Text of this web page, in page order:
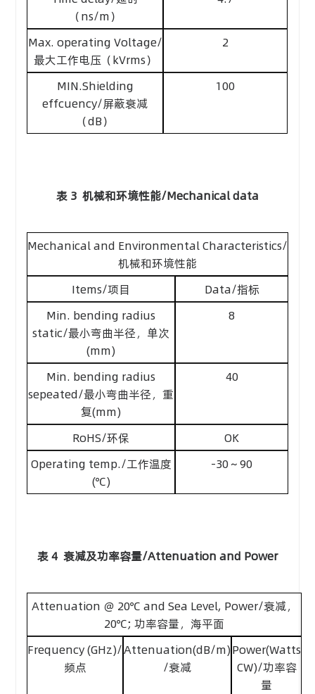
（ns/m）
Max. operating Voltage/
最大工作电压（kVrms）
2
MIN.Shielding
effcuency/屏蔽衰减
（dB）
100
表 3 机械和环境性能/Mechanical data
Mechanical and Environmental Characteristics/
机械和环境性能
Items/项目
Data/指标
Min. bending radius
static/最小弯曲半径，单次
(mm)
8
Min. bending radius
sepeated/最小弯曲半径，重
复(mm)
40
RoHS/环保
OK
Operating temp./工作温度
(℃)
-30～90
表 4 衰减及功率容量/Attenuation and Power
Attenuation ＠ 20℃ and Sea Level, Power/衰减，
20℃; 功率容量，海平面
Frequency (GHz)/
频点
Attenuation(dB/m)
/衰减
Power(Watts
CW)/功率容
量